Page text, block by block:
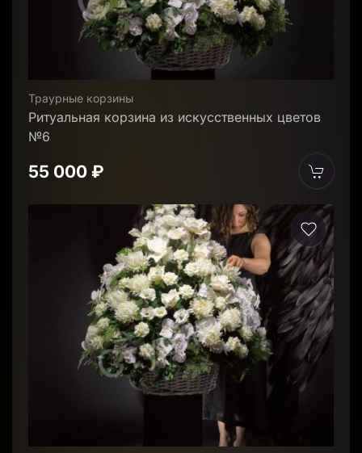
Траурные корзины
Ритуальная корзина из искусственных цветов
№6
55 000 ₽